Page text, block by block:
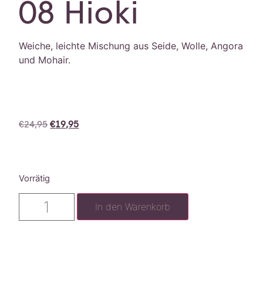
08 Hioki
Weiche, leichte Mischung aus Seide, Wolle, Angora
und Mohair.
€24,95 €19,95
Vorrätig
In den Warenkorb